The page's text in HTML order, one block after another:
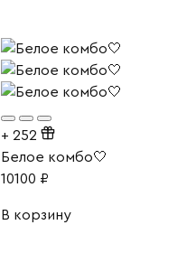
+ 252
Белое комбо🤍
10100 ₽
В корзину